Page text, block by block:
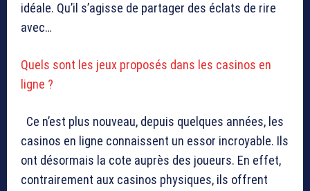
idéale. Qu’il s’agisse de partager des éclats de rire
avec…
Quels sont les jeux proposés dans les casinos en
ligne ?
Ce n’est plus nouveau, depuis quelques années, les
casinos en ligne connaissent un essor incroyable. Ils
ont désormais la cote auprès des joueurs. En effet,
contrairement aux casinos physiques, ils offrent